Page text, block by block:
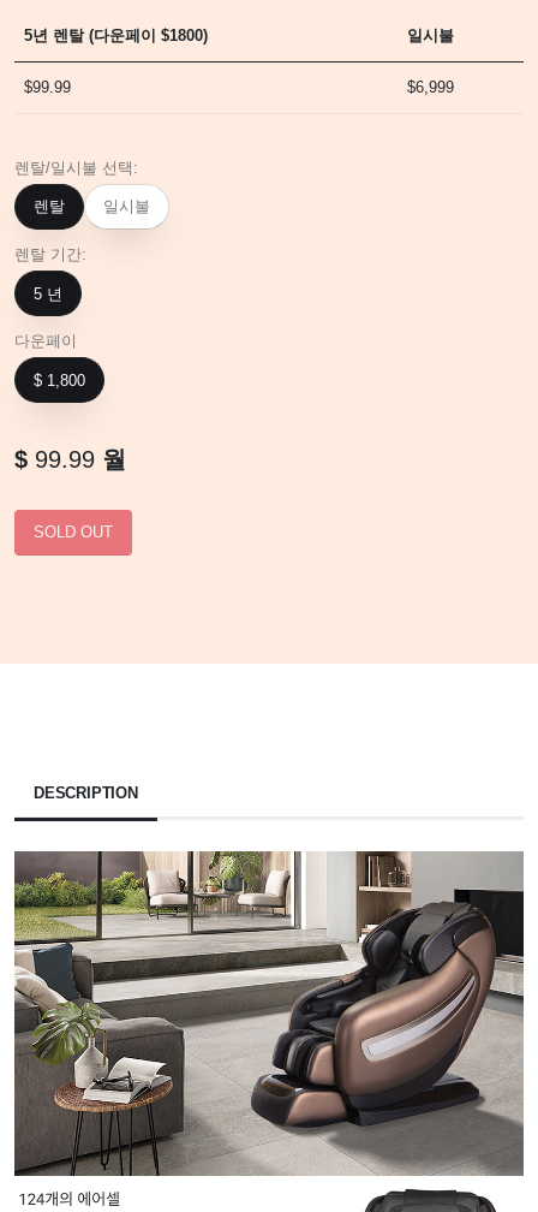
5년 렌탈 (다운페이 $1800) 일시불
$99.99 $6,999
렌탈/일시불 선택:
렌탈 일시불
렌탈 기간:
5 년
다운페이
$ 1,800
$ 99.99 월
DESCRIPTION